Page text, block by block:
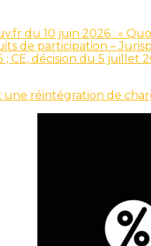
du 10 juin 2026 : «
de participation –
; CE, décision du 5 juillet
réintégration de